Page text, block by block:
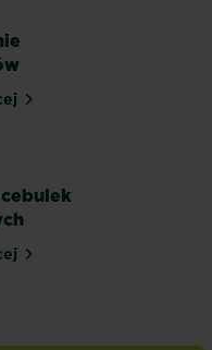
wiedzieć!
storczyków
cebulek kwiatowych